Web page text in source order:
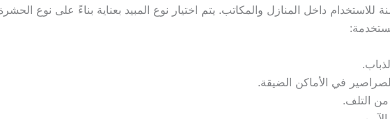
للاستخدام داخل المنازل والمكاتب. يتم اختيار نوع المبيد بعناية بناءً على نوع
في الأماكن الضيقة.
من التلف.